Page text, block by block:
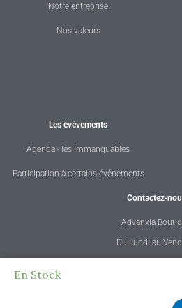
Notre entreprise
Nos valeurs
Les évévements
Agenda - les immanquables
Participation à certains événements
Contactez-
Advanxia
Du Lundi au
E-mail :
En Stock